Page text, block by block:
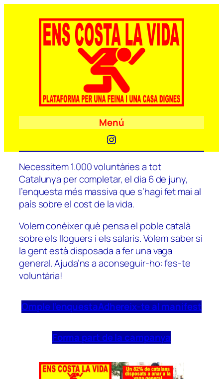
Menú
Instagram
Necessitem 1.000 voluntàries a tot
Catalunya per completar, el dia 6 de juny,
l’enquesta més massiva que s’hagi fet mai al
país sobre el cost de la vida.
Volem conèixer què pensa el poble català
sobre els lloguers i els salaris. Volem saber si
la gent està disposada a fer una vaga
general. Ajuda’ns a aconseguir-ho: fes-te
voluntària!
Omple l’enquestaAdhereix-te al manifest
Forma part de la campanya